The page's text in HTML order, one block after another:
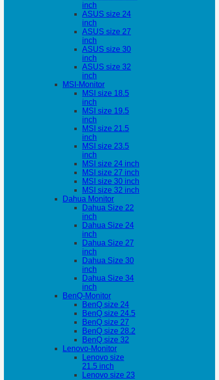
inch
ASUS size 24
inch
ASUS size 27
inch
ASUS size 30
inch
ASUS size 32
inch
MSI-Monitor
MSI size 18.5
inch
MSI size 19.5
inch
MSI size 21.5
inch
MSI size 23.5
inch
MSI size 24 inch
MSI size 27 inch
MSI size 30 inch
MSI size 32 inch
Dahua Monitor
Dahua Size 22
inch
Dahua Size 24
inch
Dahua Size 27
inch
Dahua Size 30
inch
Dahua Size 34
inch
BenQ-Monitor
BenQ size 24
BenQ size 24.5
BenQ size 27
BenQ size 28.2
BenQ size 32
Lenovo-Monitor
Lenovo size
21.5 inch
Lenovo size 23